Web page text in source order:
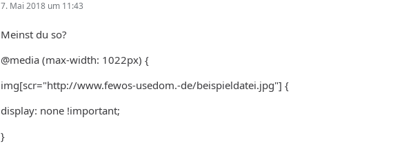
7. Mai 2018 um 11:43
Meinst du so?
@media (max-width: 1022px) {
img[scr="http://www.fewos-usedom.-de/beispieldatei.jpg"] {
display: none !important;
}